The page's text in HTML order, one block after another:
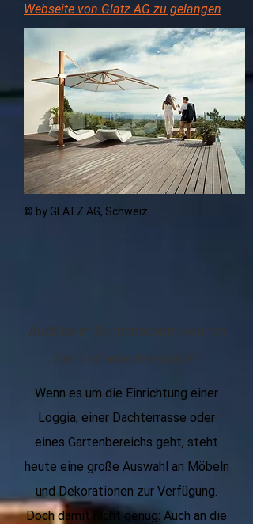
Webseite von Glatz AG zu gelangen
© by GLATZ AG, Schweiz
Auch beim Sonnenschirm können
Sie die Farbe frei wählen
Wenn es um die Einrichtung einer
Loggia, einer Dachterrasse oder
eines Gartenbereichs geht, steht
heute eine große Auswahl an Möbeln
und Dekorationen zur Verfügung.
Doch damit nicht genug: Auch an die